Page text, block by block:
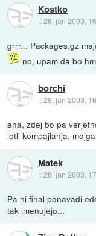
Kostko
::28. jan 2003,
grrr... Packages.gz
no, upam da bo
borchi
::28. jan 2003,
aha, zdej bo pa
lotli kompajlanja.
Matek
::28. jan 2003,
Pa ni final ponavadi
tak imenujejo...